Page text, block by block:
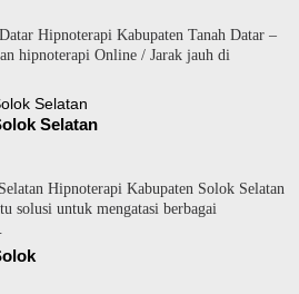
Hipnoterapi Kabupaten Tanah Datar –
hipnoterapi Online / Jarak jauh di
Selatan
Hipnoterapi Kabupaten Solok Selatan
solusi untuk mengatasi berbagai